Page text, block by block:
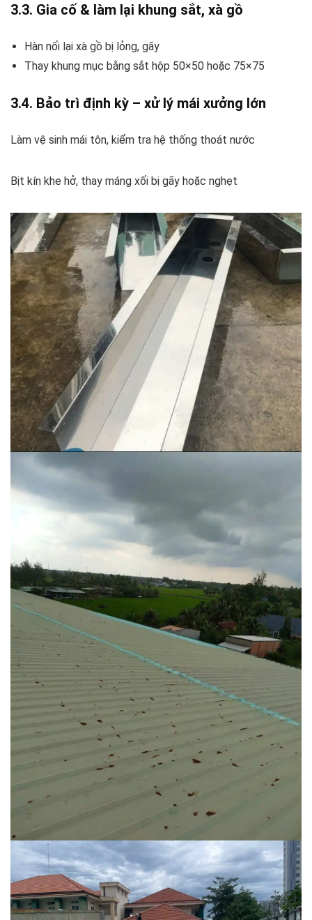
3.3. Gia cố & làm lại khung sắt, xà gồ
Hàn nối lại xà gồ bị lỏng, gãy
Thay khung mục bằng sắt hộp 50×50 hoặc 75×75
3.4. Bảo trì định kỳ – xử lý mái xưởng lớn
Làm vệ sinh mái tôn, kiểm tra hệ thống thoát nước
Bịt kín khe hở, thay máng xối bị gãy hoặc nghẹt